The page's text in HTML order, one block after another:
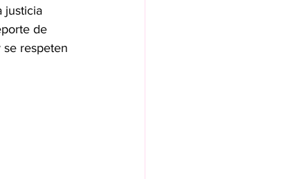
justicia
de
respeten